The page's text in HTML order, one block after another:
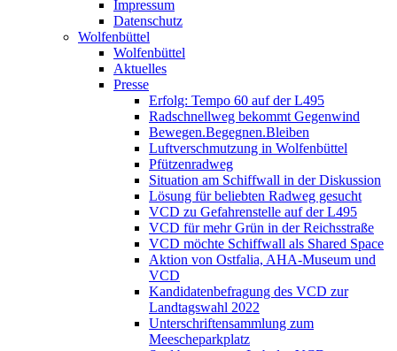
Impressum
Datenschutz
Wolfenbüttel
Wolfenbüttel
Aktuelles
Presse
Erfolg: Tempo 60 auf der L495
Radschnellweg bekommt Gegenwind
Bewegen.Begegnen.Bleiben
Luftverschmutzung in Wolfenbüttel
Pfützenradweg
Situation am Schiffwall in der Diskussion
Lösung für beliebten Radweg gesucht
VCD zu Gefahrenstelle auf der L495
VCD für mehr Grün in der Reichsstraße
VCD möchte Schiffwall als Shared Space
Aktion von Ostfalia, AHA-Museum und
VCD
Kandidatenbefragung des VCD zur
Landtagswahl 2022
Unterschriftensammlung zum
Meescheparkplatz